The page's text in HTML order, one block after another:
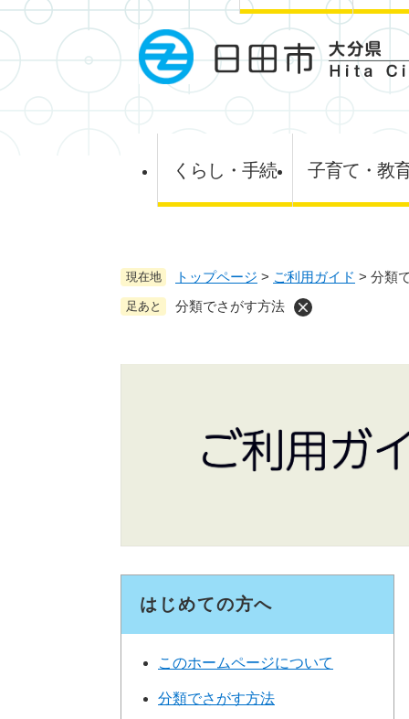
ペ
ー
の
くらし・手続 子育て・教
現在地 トップページ > ご利用ガイド > 分類
足あと 分類でさがす方法
はじめての方へ
このホームページについて
分類でさがす方法